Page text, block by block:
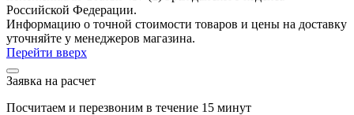
Российской Федерации.
Информацию о точной стоимости товаров и цены на доставку
уточняйте у менеджеров магазина.
Перейти вверх
Заявка на расчет
Посчитаем и перезвоним в течение 15 минут